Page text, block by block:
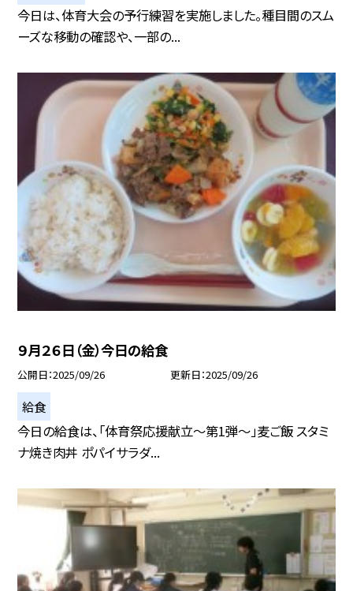
今日は、体育大会の予行練習を実施しました。種目間のスム
ーズな移動の確認や、一部の...
９月２６日（金）今日の給食
公開日 2025/09/26 更新日 2025/09/26
給食
今日の給食は、「体育祭応援献立～第1弾～」麦ご飯 スタミ
ナ焼き肉丼 ポパイサラダ...